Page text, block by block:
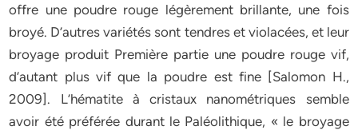
offre une poudre rouge légèrement brillante, une fois
broyé. D’autres variétés sont tendres et violacées, et leur
broyage produit Première partie une poudre rouge vif,
d’autant plus vif que la poudre est fine [Salomon H.,
2009]. L’hématite à cristaux nanométriques semble
avoir été préférée durant le Paléolithique, « le broyage